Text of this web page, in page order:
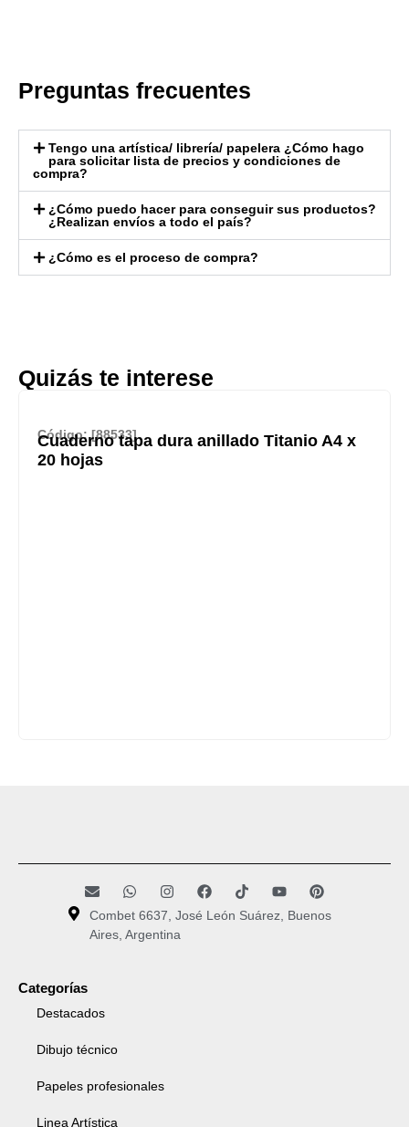
Preguntas frecuentes
Tengo una artística/ librería/ papelera ¿Cómo hago
para solicitar lista de precios y condiciones de
compra?
¿Cómo puedo hacer para conseguir sus productos?
¿Realizan envíos a todo el país?
¿Cómo es el proceso de compra?
Quizás te interese
Código: [88533]
Cuaderno tapa dura anillado Titanio A4 x
20 hojas
Combet 6637, José León Suárez, Buenos
Aires, Argentina
Categorías
Destacados
Dibujo técnico
Papeles profesionales
Linea Artística